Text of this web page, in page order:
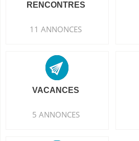
RENCONTRES
11 ANNONCES
VACANCES
5 ANNONCES